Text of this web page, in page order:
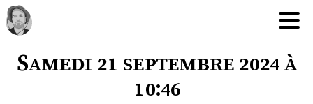
Samedi 21 septembre 2024 à
10:46